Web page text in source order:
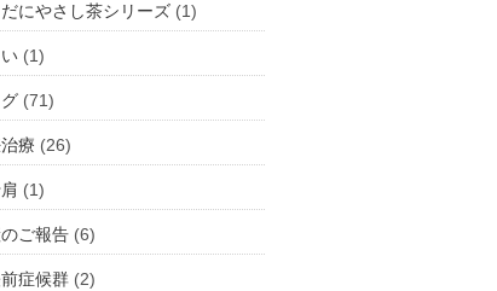
にやさし茶シリーズ (1)
(1)
(71)
療 (26)
(1)
ご報告 (6)
前症候群 (2)